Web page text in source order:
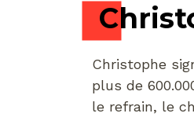
Christophe
plus de
le refrain, le